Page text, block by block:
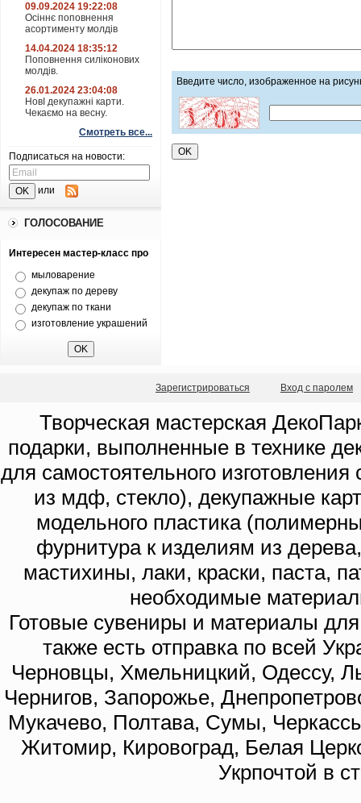
09.09.2024 19:22:08
Осіннє поповнення
асортименту молдів
14.04.2024 18:35:12
Поповнення силіконових
молдів.
26.01.2024 23:04:08
НовІ декупажні карти.
Чекаємо на весну.
Смотреть все...
Подписаться на новости:
или
ГОЛОСОВАНИЕ
Интересен мастер-класс про
мыловарение
декупаж по дереву
декупаж по ткани
изготовление украшений
Введите число, изображенное на
Зарегистрироваться Вход с паролем
Творческая мастерская
подарки, выполненные в технике
для самостоятельного
из мдф, стекло), декупажные
модельного пластика
фурнитура к изделиям из
мастихины, лаки, краски, паста,
необходимые
Готовые сувениры и материалы
также есть отправка по всей
Черновцы, Хмельницкий, Одессу,
Чернигов, Запорожье,
Мукачево, Полтава, Сумы,
Житомир, Кировоград, Белая
Укрпочтой в